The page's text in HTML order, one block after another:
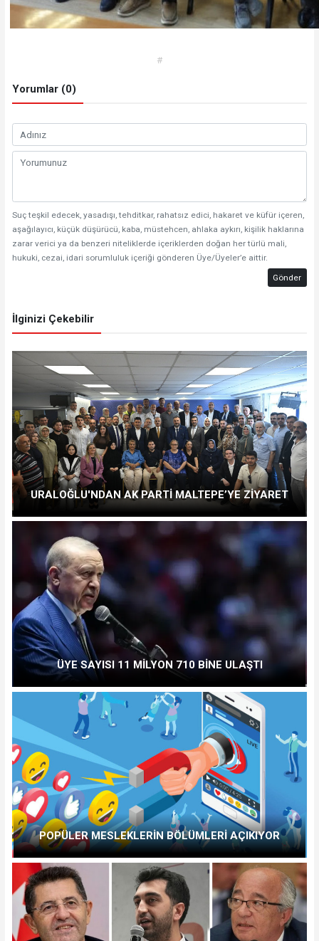
#
Yorumlar (0)
Suç teşkil edecek, yasadışı, tehditkar, rahatsız edici, hakaret ve küfür içeren,
aşağılayıcı, küçük düşürücü, kaba, müstehcen, ahlaka aykırı, kişilik haklarına
zarar verici ya da benzeri niteliklerde içeriklerden doğan her türlü mali,
hukuki, cezai, idari sorumluluk içeriği gönderen Üye/Üyeler’e aittir.
Gönder
İlginizi Çekebilir
URALOĞLU'NDAN AK PARTİ MALTEPE’YE ZİYARET
ÜYE SAYISI 11 MİLYON 710 BİNE ULAŞTI
POPÜLER MESLEKLERİN BÖLÜMLERİ AÇIKIYOR